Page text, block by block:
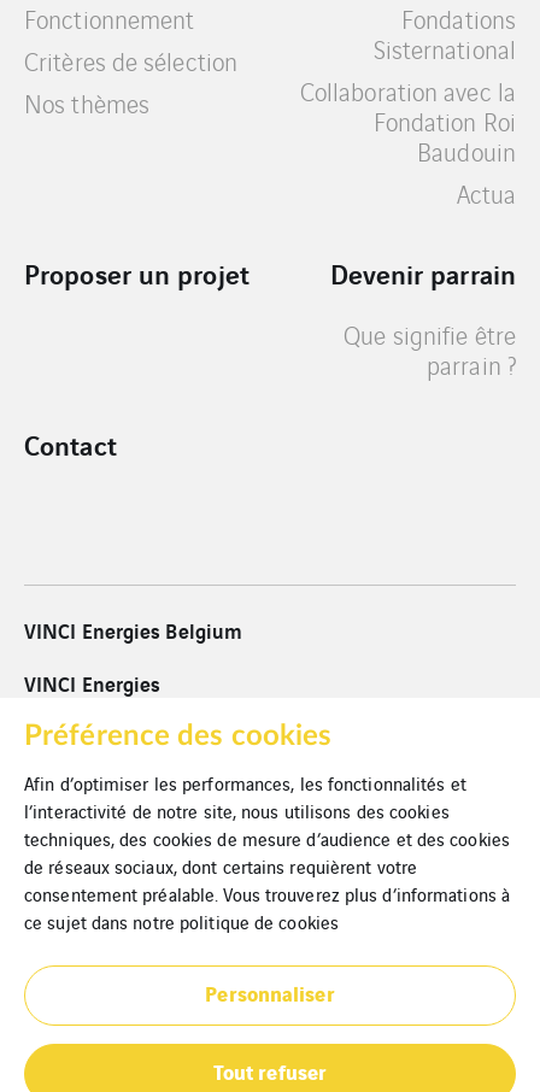
Fonctionnement
Critères de sélection
Nos thèmes
Fondations
Sisternational
Collaboration avec la
Fondation Roi
Baudouin
Actua
Proposer un projet Devenir parrain
Que signifie être
parrain ?
Contact
VINCI Energies Belgium
VINCI Energies
VINCI
Cookies
Mentions légales
Politique de confidentialité
Partenaires
Préférence des cookies
Afin d’optimiser les performances, les fonctionnalités et
l’interactivité de notre site, nous utilisons des cookies
techniques, des cookies de mesure d’audience et des cookies
de réseaux sociaux, dont certains requièrent votre
consentement préalable. Vous trouverez plus d’informations à
ce sujet dans notre politique de cookies
Personnaliser
Tout refuser